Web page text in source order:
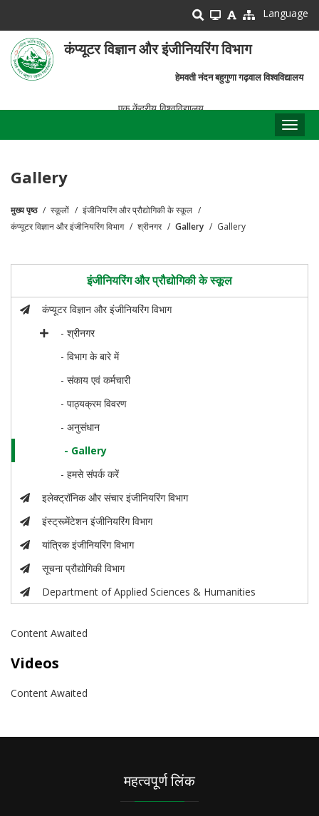
main
content
Language
कंप्यूटर विज्ञान और इंजीनियरिंग विभाग
हेमवती नंदन बहुगुणा गढ़वाल विश्वविद्यालय
एक केंद्रीय विश्वविद्यालय
Gallery
पग
मुख्य पृष्ठ स्कूलों
इंजीनियरिंग और प्रौद्योगिकी के स्कूल
कंप्यूटर विज्ञान और इंजीनियरिंग विभाग
श्रीनगर Gallery Gallery
इंजीनियरिंग और प्रौद्योगिकी के स्कूल
कंप्यूटर विज्ञान और इंजीनियरिंग विभाग
- श्रीनगर
- विभाग के बारे में
- संकाय एवं कर्मचारी
- पाठ्यक्रम विवरण
- अनुसंधान
- Gallery
- हमसे संपर्क करें
इलेक्ट्रॉनिक और संचार इंजीनियरिंग विभाग
इंस्ट्रूमेंटेशन इंजीनियरिंग विभाग
यांत्रिक इंजीनियरिंग विभाग
सूचना प्रौद्योगिकी विभाग
Department of Applied Sciences & Humanities
Content Awaited
Videos
Content Awaited
महत्वपूर्ण लिंक